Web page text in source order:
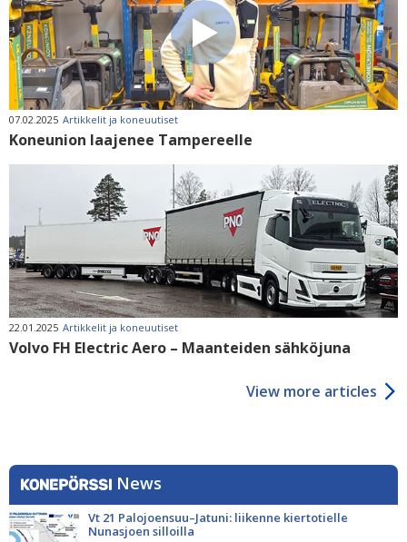
07.02.2025 Artikkelit ja koneuutiset
Koneunion laajenee Tampereelle
22.01.2025 Artikkelit ja koneuutiset
Volvo FH Electric Aero – Maanteiden sähköjuna
View more articles
News
Vt 21 Palojoensuu–Jatuni: liikenne kiertotielle
Nunasjoen silloilla